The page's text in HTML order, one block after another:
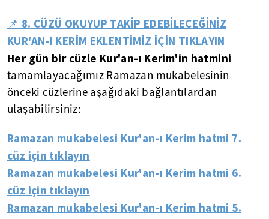
📌 8. CÜZÜ OKUYUP TAKİP EDEBİLECEĞİNİZ
KUR'AN-I KERİM EKLENTİMİZ İÇİN TIKLAYIN
Her gün bir cüzle Kur'an-ı Kerim'in hatmini
tamamlayacağımız Ramazan mukabelesinin
önceki cüzlerine aşağıdaki bağlantılardan
ulaşabilirsiniz:
Ramazan mukabelesi Kur'an-ı Kerim hatmi 7.
cüz için tıklayın
Ramazan mukabelesi Kur'an-ı Kerim hatmi 6.
cüz için tıklayın
Ramazan mukabelesi Kur'an-ı Kerim hatmi 5.